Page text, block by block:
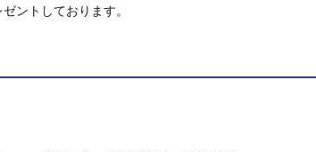
ントしております。